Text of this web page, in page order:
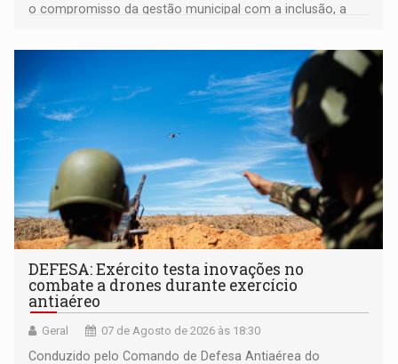
o compromisso da gestão municipal com a inclusão, a
DEFESA: Exército testa inovações no
combate a drones durante exercício
antiaéreo
Geral 07 de Agosto de 2026 às 18:30
Conduzido pelo Comando de Defesa Antiaérea do